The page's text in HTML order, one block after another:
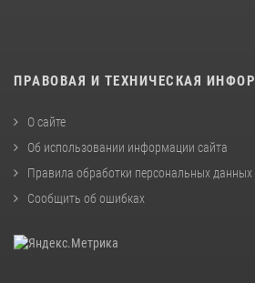
ПРАВОВАЯ И ТЕХНИЧЕСКАЯ
О сайте
Об использовании информации сайта
Правила обработки персональных данных
Сообщить об ошибках